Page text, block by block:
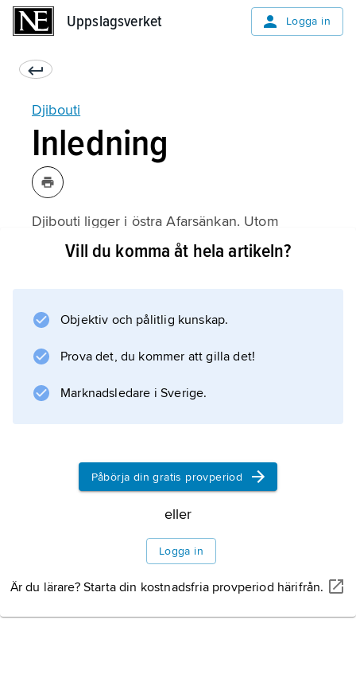
Uppslagsverket Logga in
Djibouti
Inledning
Djibouti ligger i östra Afarsänkan. Utom
kustslätter närmast havet består landet till stor
sparsam vegetation av taggiga buskar och
gräs.
Vill du komma åt hela artikeln?
Objektiv och pålitlig kunskap.
Prova det, du kommer att gilla det!
Marknadsledare i Sverige.
Påbörja din gratis provperiod
eller
Logga in
Är du lärare? Starta din kostnadsfria provperiod härifrån.